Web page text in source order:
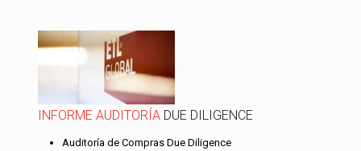
INFORME AUDITORÍA DUE DILIGENCE
Auditoría de Compras Due Diligence